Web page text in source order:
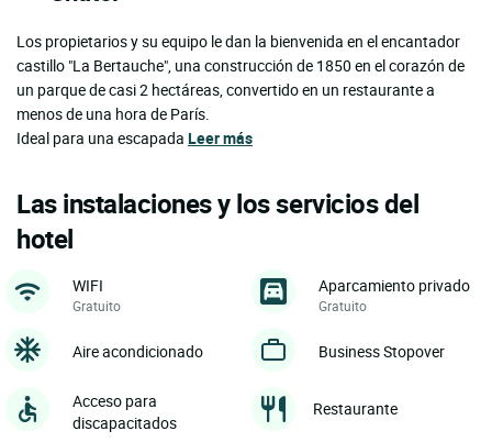
Los propietarios y su equipo le dan la bienvenida en el encantador
castillo "La Bertauche", una construcción de 1850 en el corazón de
un parque de casi 2 hectáreas, convertido en un restaurante a
menos de una hora de París.
Ideal para una escapada Leer más
Las instalaciones y los servicios del
hotel
WIFI
Gratuito
Aparcamiento privado
Gratuito
Aire acondicionado Business Stopover
Acceso para
discapacitados
Restaurante